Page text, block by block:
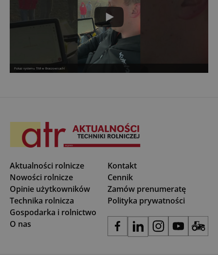
Pokaz systemu TIM w Braszowicach!
Aktualności rolnicze
Nowości rolnicze
Opinie użytkowników
Technika rolnicza
Gospodarka i rolnictwo
O nas
Kontakt
Cennik
Zamów prenumeratę
Polityka prywatności